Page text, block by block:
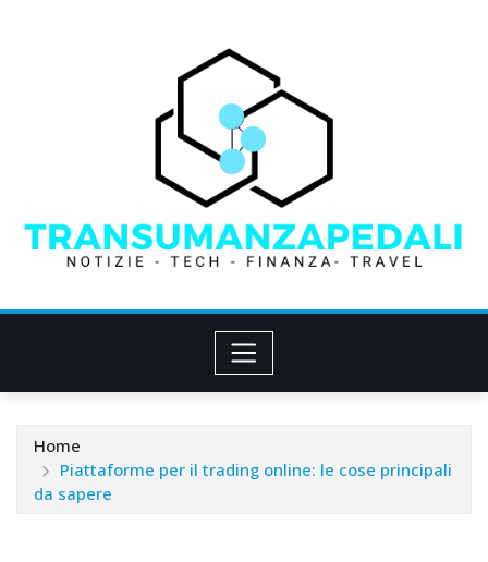
Home
Piattaforme per il trading online: le cose principali
da sapere